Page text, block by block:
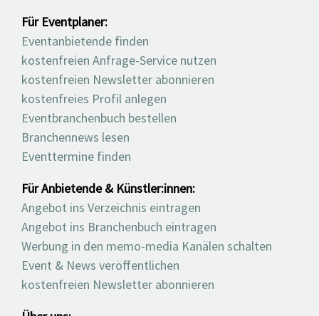
Für Eventplaner:
Eventanbietende finden
kostenfreien Anfrage-Service nutzen
kostenfreien Newsletter abonnieren
kostenfreies Profil anlegen
Eventbranchenbuch bestellen
Branchennews lesen
Eventtermine finden
Für Anbietende & Künstler:innen:
Angebot ins Verzeichnis eintragen
Angebot ins Branchenbuch eintragen
Werbung in den memo-media Kanälen schalten
Event & News veröffentlichen
kostenfreien Newsletter abonnieren